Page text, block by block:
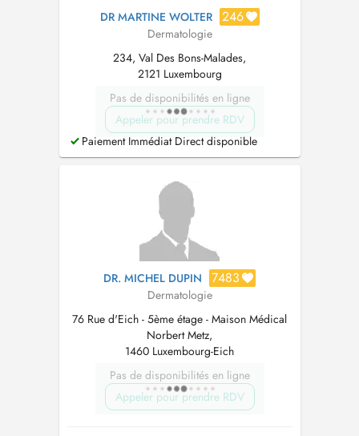
DR MARTINE WOLTER 246
Dermatologie
234, Val Des Bons-Malades,
2121 Luxembourg
Pas de disponibilités en ligne
Appeler pour prendre RDV
Paiement Immédiat Direct disponible
DR. MICHEL DUPIN 7483
Dermatologie
76 Rue d'Eich - 5ème étage - Maison Médical
Norbert Metz,
1460 Luxembourg-Eich
Pas de disponibilités en ligne
Appeler pour prendre RDV